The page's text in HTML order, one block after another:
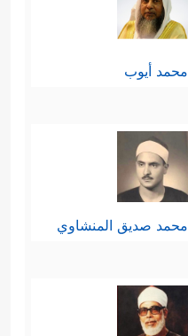
محمد أيوب
محمد صديق المنشاوي